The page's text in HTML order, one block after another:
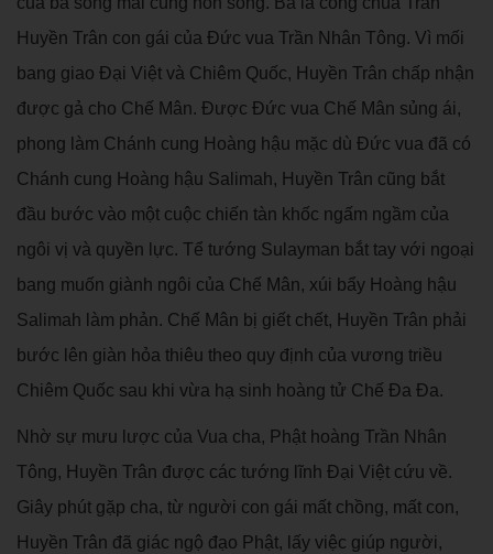
Huyền Trân con gái của Đức vua Trần Nhân Tông. Vì mối
bang giao Đại Việt và Chiêm Quốc, Huyền Trân chấp nhận
được gả cho Chế Mân. Được Đức vua Chế Mân sủng ái,
phong làm Chánh cung Hoàng hậu mặc dù Đức vua đã có
Chánh cung Hoàng hậu Salimah, Huyền Trân cũng bắt
đầu bước vào một cuộc chiến tàn khốc ngấm ngầm của
ngôi vị và quyền lực. Tể tướng Sulayman bắt tay với ngoại
bang muốn giành ngôi của Chế Mân, xúi bẩy Hoàng hậu
Salimah làm phản. Chế Mân bị giết chết, Huyền Trân phải
bước lên giàn hỏa thiêu theo quy định của vương triều
Chiêm Quốc sau khi vừa hạ sinh hoàng tử Chế Đa Đa.
Nhờ sự mưu lược của Vua cha, Phật hoàng Trần Nhân
Tông, Huyền Trân được các tướng lĩnh Đại Việt cứu về.
Giây phút gặp cha, từ người con gái mất chồng, mất con,
Huyền Trân đã giác ngộ đạo Phật, lấy việc giúp người,